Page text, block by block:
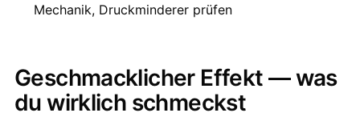
Mechanik, Druckminderer prüfen
Geschmacklicher Effekt — was
du wirklich schmeckst